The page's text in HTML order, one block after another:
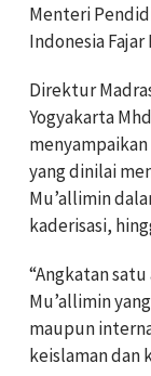
Menteri
Indonesia Fajar
Direktur
Yogyakarta
menyampaikan
yang dinilai
Mu’allimin
kaderisasi,
“Angkatan
Mu’allimin
maupun
keislaman dan